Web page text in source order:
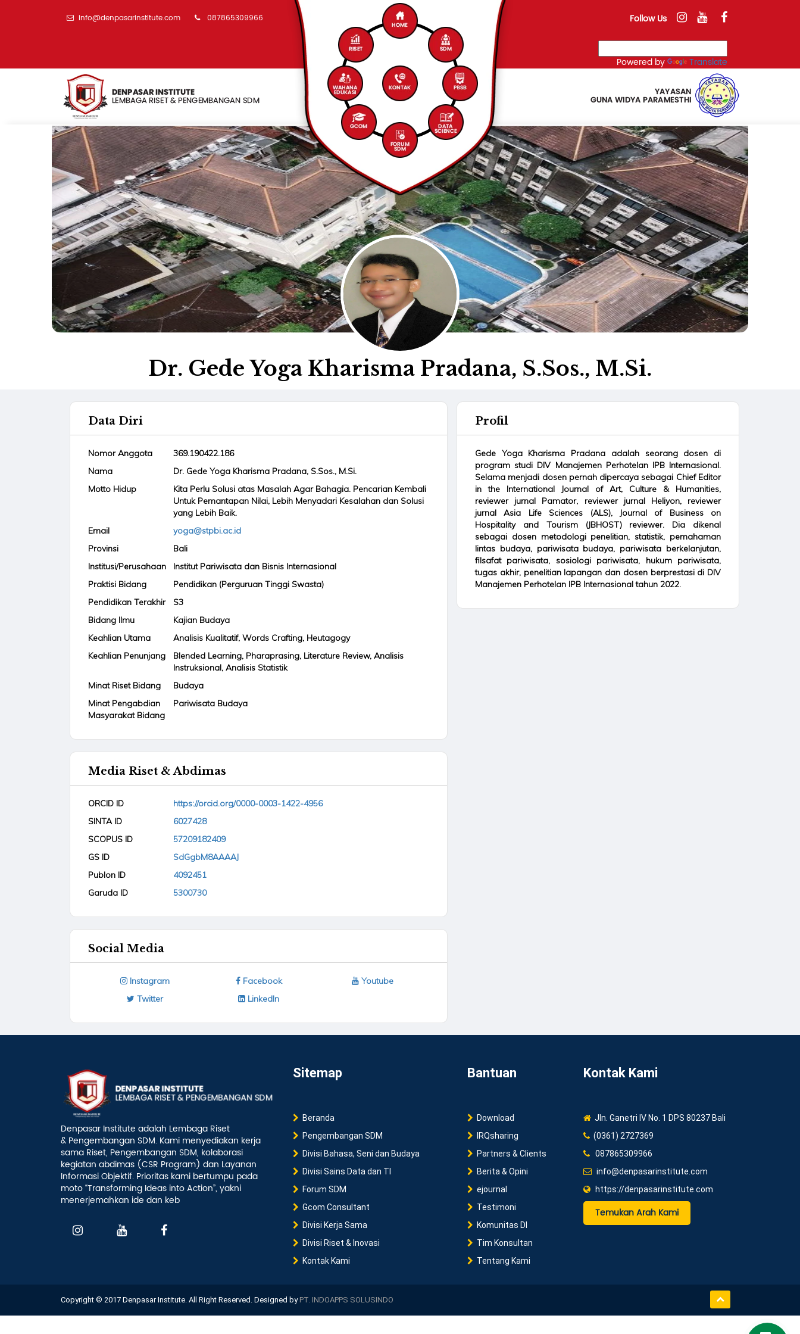
info@denpasarinstitute.com 087865309966 Follow Us
Powered by Translate
Dr. Gede Yoga Kharisma Pradana, S.Sos., M.Si.
Data Diri
Nomor Anggota
369.190422.186
Nama
Dr. Gede Yoga Kharisma Pradana, S.Sos., M.Si.
Motto Hidup
Kita Perlu Solusi atas Masalah Agar Bahagia. Pencarian Kembali
Untuk Pemantapan Nilai, Lebih Menyadari Kesalahan dan Solusi
yang Lebih Baik.
Email
yoga@stpbi.ac.id
Provinsi
Bali
Institusi/Perusahaan
Institut Pariwisata dan Bisnis Internasional
Praktisi Bidang
Pendidikan (Perguruan Tinggi Swasta)
Pendidikan Terakhir
S3
Bidang Ilmu
Kajian Budaya
Keahlian Utama
Analisis Kualitatif, Words Crafting, Heutagogy
Keahlian Penunjang
Blended Learning, Pharaprasing, Literature Review, Analisis
Instruksional, Analisis Statistik
Minat Riset Bidang
Budaya
Minat Pengabdian
Masyarakat Bidang
Pariwisata Budaya
Media Riset & Abdimas
ORCID ID
https://orcid.org/0000-0003-1422-4956
SINTA ID
6027428
SCOPUS ID
57209182409
GS ID
SdGgbM8AAAAJ
Publon ID
4092451
Garuda ID
5300730
Social Media
Instagram Facebook
Youtube
Twitter
LinkedIn
Profil
Gede Yoga Kharisma Pradana adalah seorang dosen di
program studi DIV Manajemen Perhotelan IPB Internasional.
Selama menjadi dosen pernah dipercaya sebagai Chief Editor
in the International Journal of Art, Culture & Humanities,
reviewer jurnal Pamator, reviewer jurnal Heliyon, reviewer
jurnal Asia Life Sciences (ALS), Journal of Business on
Hospitality and Tourism (JBHOST) reviewer. Dia dikenal
sebagai dosen metodologi penelitian, statistik, pemahaman
lintas budaya, pariwisata budaya, pariwisata berkelanjutan,
filsafat pariwisata, sosiologi pariwisata, hukum pariwisata,
tugas akhir, penelitian lapangan dan dosen berprestasi di DIV
Manajemen Perhotelan IPB Internasional tahun 2022.
Denpasar Institute adalah Lembaga Riset
& Pengembangan SDM. Kami menyediakan kerja
sama Riset, Pengembangan SDM, kolaborasi
kegiatan abdimas (CSR Program) dan Layanan
Informasi Objektif. Prioritas kami bertumpu pada
moto “Transforming Ideas into Action”, yakni
menerjemahkan ide dan keb
Sitemap
Beranda
Pengembangan SDM
Divisi Bahasa, Seni dan Budaya
Divisi Sains Data dan TI
Forum SDM
Gcom Consultant
Divisi Kerja Sama
Divisi Riset & Inovasi
Kontak Kami
Bantuan
Download
IRQsharing
Partners & Clients
Berita & Opini
ejournal
Testimoni
Komunitas DI
Tim Konsultan
Tentang Kami
Kontak Kami
Jln. Ganetri IV No. 1 DPS 80237 Bali
(0361) 2727369
087865309966
info@denpasarinstitute.com
https://denpasarinstitute.com
Temukan Arah Kami
Copyright © 2017 Denpasar Institute. All Right Reserved. Designed byPT. INDOAPPS SOLUSINDO